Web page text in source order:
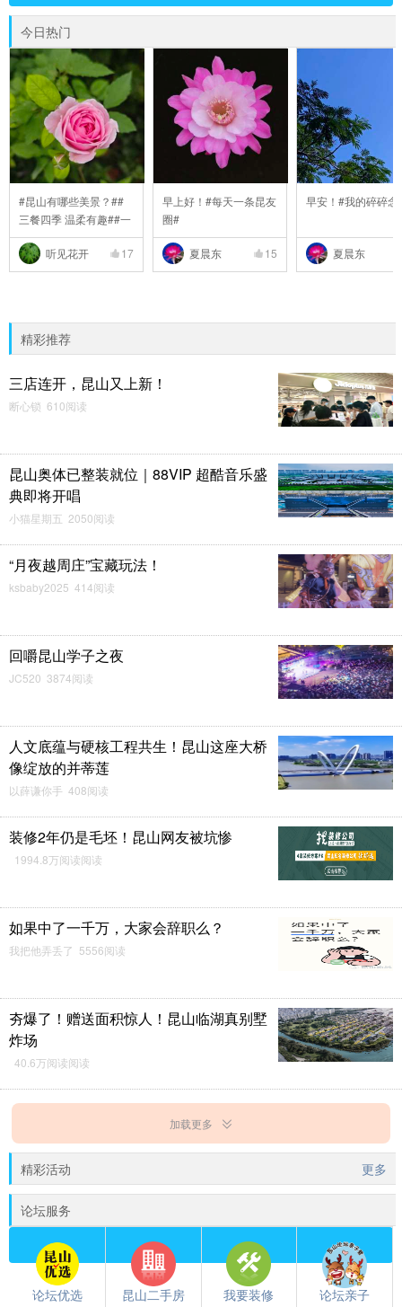
今日热门
#昆山有哪些美景？##
三餐四季 温柔有趣##一
..
听见花开
17
早上好！#每天一条昆友
圈#
夏晨东 15
早安！#我的碎碎念
夏晨东
精彩推荐
三店连开，昆山又上新！
断心锁 610阅读
昆山奥体已整装就位｜88VIP 超酷音乐盛
典即将开唱
小猫星期五 2050阅读
“月夜越周庄”宝藏玩法！
ksbaby2025 414阅读
回嚼昆山学子之夜
JC520 3874阅读
人文底蕴与硬核工程共生！昆山这座大桥
像绽放的并蒂莲
以薛谦你手 408阅读
装修2年仍是毛坯！昆山网友被坑惨
1994.8万阅读阅读
如果中了一千万，大家会辞职么？
我把他弄丢了 5556阅读
夯爆了！赠送面积惊人！昆山临湖真别墅
炸场
40.6万阅读阅读
加载更多
精彩活动 更多
论坛服务
论坛优选 昆山二手房 我要装修 论坛亲子